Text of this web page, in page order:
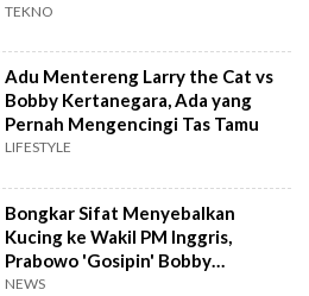
TEKNO
Adu Mentereng Larry the Cat vs
Bobby Kertanegara, Ada yang
Pernah Mengencingi Tas Tamu
LIFESTYLE
Bongkar Sifat Menyebalkan
Kucing ke Wakil PM Inggris,
Prabowo 'Gosipin' Bobby
Kertanegara?
NEWS